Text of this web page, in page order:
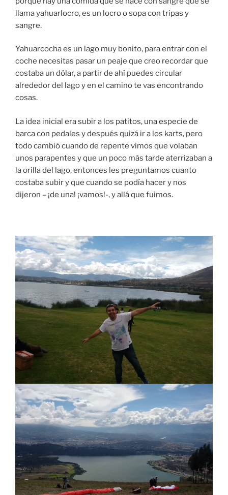
llama yahuarlocro, es un locro o sopa con tripas y
sangre.
Yahuarcocha es un lago muy bonito, para entrar con el
coche necesitas pasar un peaje que creo recordar que
costaba un dólar, a partir de ahí puedes circular
alrededor del lago y en el camino te vas encontrando
cosas.
La idea inicial era subir a los patitos, una especie de
barca con pedales y después quizá ir a los karts, pero
todo cambió cuando de repente vimos que volaban
unos parapentes y que un poco más tarde aterrizaban a
la orilla del lago, entonces les preguntamos cuanto
costaba subir y que cuando se podía hacer y nos
dijeron – ¡de una! ¡vamos!-, y allá que fuimos.